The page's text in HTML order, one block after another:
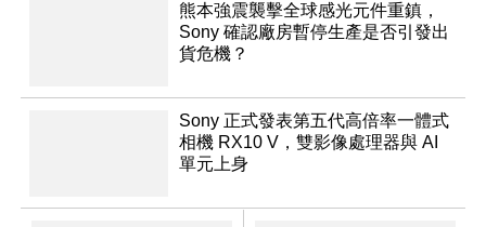
熊本強震襲擊全球感光元件重鎮，
Sony 確認廠房暫停生產是否引發出
貨危機？
Sony 正式發表第五代高倍率一體式
相機 RX10 V，雙影像處理器與 AI
單元上身